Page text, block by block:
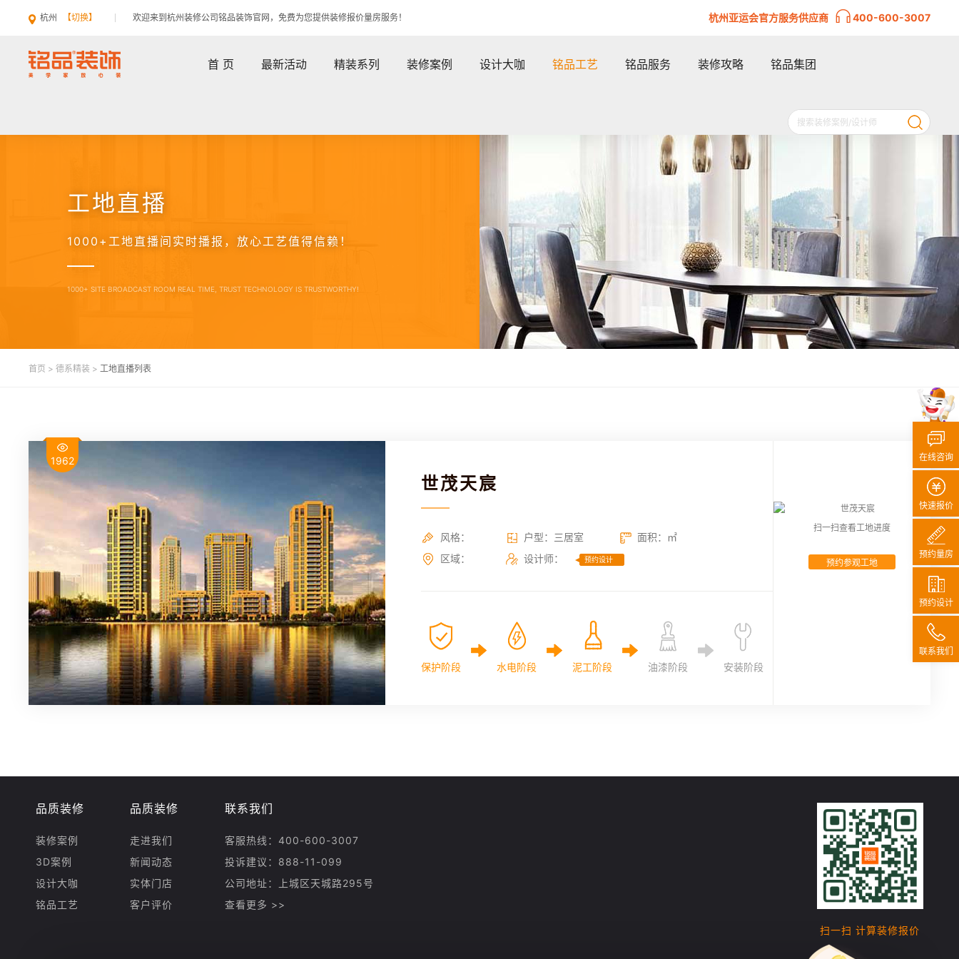
杭州 【切换】 欢迎来到杭州装修公司铭品装饰官网，免费为您提供装修报价量房服务！ 杭州亚运会官方服务供应商 400-600-3007
首 页 最新活动 精装系列 装修案例 设计大咖 铭品工艺 铭品服务 装修攻略 铭品集团
工地直播
1000+工地直播间实时播报，放心工艺值得信赖！
1000+ SITE BROADCAST ROOM REAL TIME, TRUST TECHNOLOGY IS TRUSTWORTHY!
首页 > 德系精装 > 工地直播列表
1962
世茂天宸
风格： 户型：三居室
面积：㎡
区域：
设计师： 预约设计
保护阶段 水电阶段 泥工阶段 油漆阶段 安装阶段
扫一扫查看工地进度
预约参观工地
品质装修
装修案例
3D案例
设计大咖
铭品工艺
品质装修
走进我们
新闻动态
实体门店
客户评价
联系我们
客服热线：400-600-3007
投诉建议：888-11-099
公司地址：上城区天城路295号
查看更多 >>
扫一扫 计算装修报价
在线咨询
快速报价
预约量房
预约设计
联系我们